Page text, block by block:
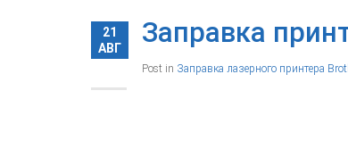
21
АВГ
Заправка
Post in Заправка лазерного принтера